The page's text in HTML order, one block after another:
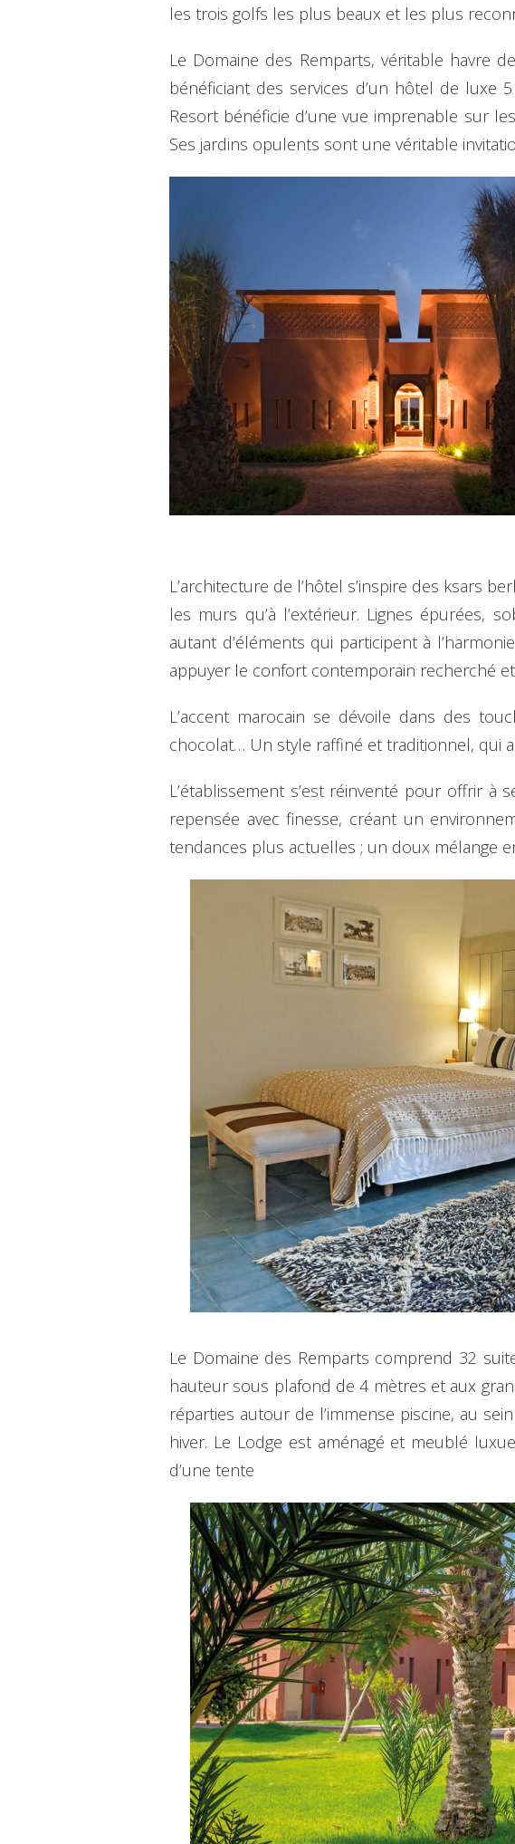
les trois golfs les plus beaux et les plus
Le Domaine des Remparts, véritable havre
bénéficiant des services d’un hôtel de luxe
Resort bénéficie d’une vue imprenable sur
Ses jardins opulents sont une véritable
L’architecture de l’hôtel s’inspire des ksars
les murs qu’à l’extérieur. Lignes épurées,
autant d’éléments qui participent à
appuyer le confort contemporain recherché et
L’accent marocain se dévoile dans des
chocolat… Un style raffiné et traditionnel, qui
L’établissement s’est réinventé pour offrir
repensée avec finesse, créant un
tendances plus actuelles ; un doux mélange
Le Domaine des Remparts comprend 32
hauteur sous plafond de 4 mètres et aux
réparties autour de l’immense piscine, au
hiver. Le Lodge est aménagé et meublé
d’une tente